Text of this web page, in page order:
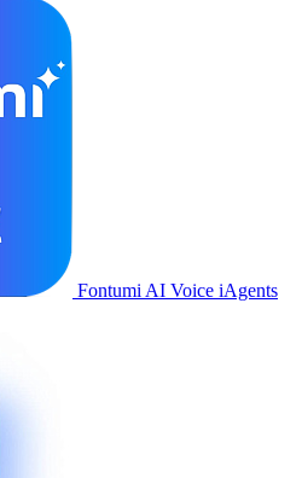
Fontumi AI Voice iAgents